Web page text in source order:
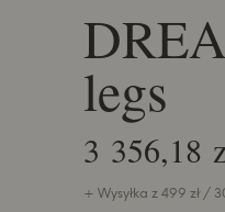
legs
3 356,18
+ Wysyłka z 499 zł /